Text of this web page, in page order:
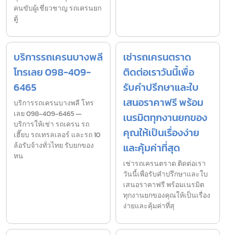
คนขับผู้เชี่ยวชาญ รถเครนยก
ตู้
บริการรถเครนบางพลี
โทรเลย 098-409-
6465
บริการรถเครนบางพลี โทร
เลย 098-409-6465 —
บริการให้เช่า รถเครน รถ
เฮี๊ยบ รถเทรลเลอร์ และรถ 10
ล้อรับจ้างทั่วไทย รับยกของ
หน
เช่ารถเครนตราด
ติดต่อเราวันนี้เพื่อ
รับคำปรึกษาและใบ
เสนอราคาฟรี พร้อม
เนรมิตทุกงานยกของ
คุณให้เป็นเรื่องง่าย
และคุ้มค่าที่สุด
เช่ารถเครนตราด ติดต่อเรา
วันนี้เพื่อรับคำปรึกษาและใบ
เสนอราคาฟรี พร้อมเนรมิต
ทุกงานยกของคุณให้เป็นเรื่อง
ง่ายและคุ้มค่าที่สุ